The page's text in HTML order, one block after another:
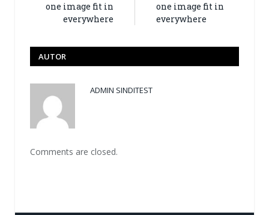
one image fit in
everywhere
one image fit in
everywhere
AUTOR
ADMIN SINDITEST
Comments are closed.